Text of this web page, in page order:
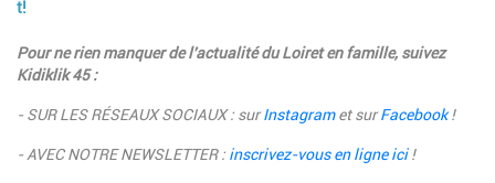
t!
Description
Pour ne rien manquer de l'actualité du Loiret en famille, suivez
Kidiklik 45 :
- SUR LES RÉSEAUX SOCIAUX : surInstagramet surFacebook!
- AVEC NOTRE NEWSLETTER : inscrivez-vous en ligne ici!